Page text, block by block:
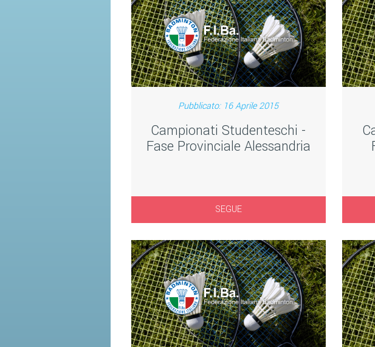
Pubblicato: 16 Aprile 2015
Campionati Studenteschi -
Fase Provinciale Alessandria
SEGUE